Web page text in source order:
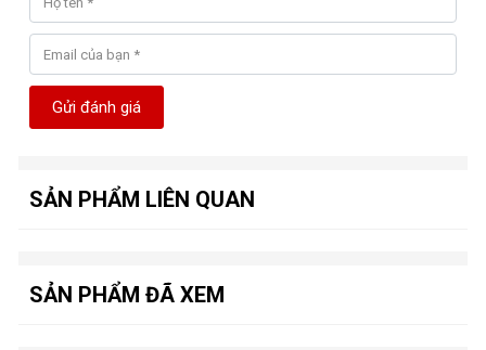
Gửi đánh giá
SẢN PHẨM LIÊN QUAN
SẢN PHẨM ĐÃ XEM